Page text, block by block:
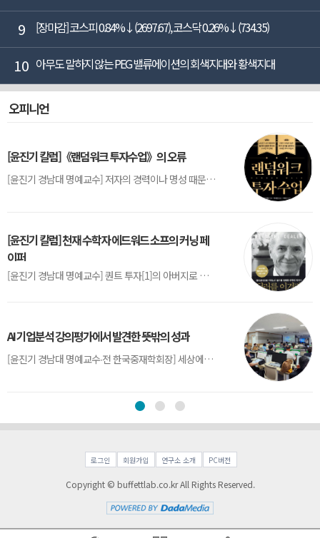
9 [장마감] 코스피 0.84%↓(2697.67), 코스닥 0.26%↓(734.35)
10 아무도 말하지 않는 PEG 밸류에이션의 회색지대와 황색지대
오피니언
[윤진기 칼럼]《랜덤워크 투자수업》의 오류
[윤진기 경남대 명예교수] 저자의 경력이나 명성 때문인지 2020년에 번역 출판된 《랜덤워크 투자수업》(A Random Walk Down Wall Street) 12판은 표지부터가 거창하다. ‘45년간 12번 개정하며 철저히 검증한 투자서’, ‘전문가 부럽지 않은 투자 감각을 길러주는 위대한 투자지침서’ 라는 은빛 광고문구로 독자를 유혹한다.[1] 출판 50주...
[윤진기 칼럼] 천재 수학자 에드워드 소프의 커닝 페
이퍼
[윤진기 경남대 명예교수] 퀀트 투자[1]의 아버지로 불리는 에드워드 소프(Edward O. Thorp)는 수학계에서 천재로 알려진 인물이다. 그는 수학자이지만, 투자 업계에도 여러 가지 흥미로운 일화를 남겼다.수학을 이용하여 카지노를 이길 수 있는지가 궁금했던 그는 동료 교수가 소개해 준 블랙잭(Blackjack) 전략의 핵심을 손바닥 크기의 종이에 요...
AI 기업분석 강의평가에서 발견한 뜻밖의 성과
[윤진기 경남대 명예교수∙전 한국중재학회장] 세상에는 우연처럼 보이지만 인류의 진보를 이끌어낸 사건들이 있다. 영국의 알렉산더 플레밍(Alexander Fleming)이 곰팡이 핀 페트리 접시(Petri dish)를 버리지 않고[1] 관찰해 페니실린을 발견한 것은 그 대표적 사례다. 무심히 지나쳤다면 결코 없었을 혁신이었다.지난 7월 5일, 필자가 개발한 기업...
로그인 회원가입 연구소 소개 PC버전
Copyright © buffettlab.co.kr All Rights Reserved.